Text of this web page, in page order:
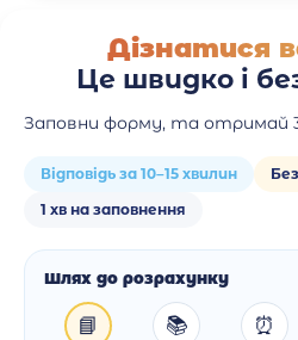
Дізнатися
Це швидко і
Заповни форму, та отримай
Відповідь за 10–15 хвилин
1 хв на заповнення
Шлях до розрахунку
📘 📚 ⏰